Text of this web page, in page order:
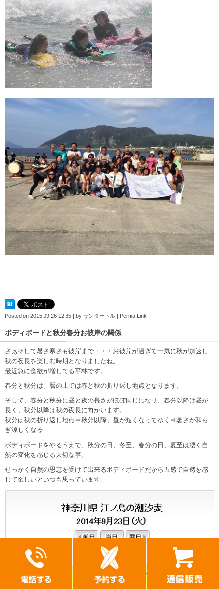
Posted on 2015.09.26 12:35 | by サンタートル | Perma Link
ボディボードと秋分春分お彼岸の関係
さぁそして暑さ寒さも彼岸まで・・・お彼岸が過ぎて一気に秋が加速し
秋の夜長を楽しむ時期となりましたね。
最近急に食欲が増してる平林です。
春分と秋分は、暦の上では春と秋の折り返し地点となります。
そして、春分と秋分に昼と夜の長さがほぼ同じになり、春分以降は昼が
長く、秋分以降は秋の夜長に向かいます。
秋分は秋の折り返し地点⇒秋分以降、昼が短くなってゆく⇒暑さが和ら
ぎ涼しくなる
ボディボードをやるうえで、秋分の日、冬至、春分の日、夏至は凄く自
然の変化を感じる大切な事。
せっかく自然の恩恵を受けて出来るボディボードだから五感で自然を感
じて欲しいといつも思っています。